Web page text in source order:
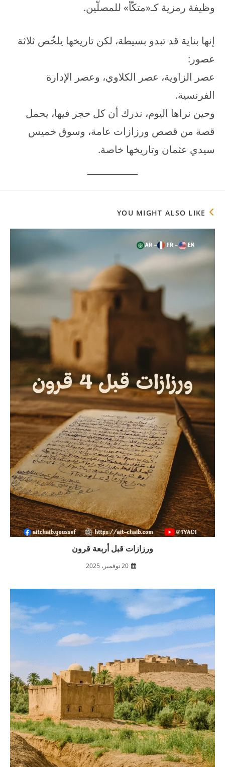
وظيفة رمزية كـ«متكّأ» للمصلّين.
إنها بناية قد تبدو بسيطة، لكن تاريخها يلخّص ثلاثة
عصور:
عصر الزاوية، عصر الكلاوي، وعصر الإدارة
الفرنسية.
وحين نراها اليوم، ندرك أن كل حجر فيها، يحمل
قصة من قصص ورزازات عامة، وسوق خميس
سيدي عثمان وتاريخها خاصة.
YOU MIGHT ALSO LIKE
ورزازات قبل أربعة قرون
20 نوفمبر، 2025